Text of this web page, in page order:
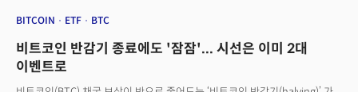
기부 계기를 전했다.
BITCOIN ETF BTC
비트코인 반감기 종료에도 '잠잠'... 시선은 이미 2대
이벤트로